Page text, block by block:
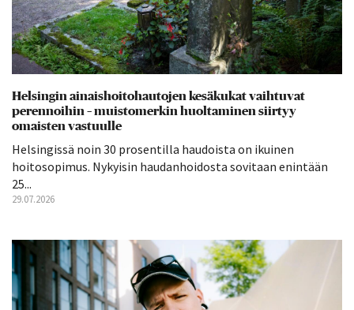
Helsingin ainaishoitohautojen kesäkukat vaihtuvat
perennoihin – muistomerkin huoltaminen siirtyy
omaisten vastuulle
Helsingissä noin 30 prosentilla haudoista on ikuinen
hoitosopimus. Nykyisin haudanhoidosta sovitaan enintään
25...
29.07.2026